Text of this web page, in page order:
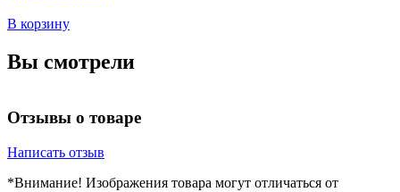
В корзину
Вы смотрели
Отзывы о товаре
Написать отзыв
*Внимание! Изображения товара могут отличаться от